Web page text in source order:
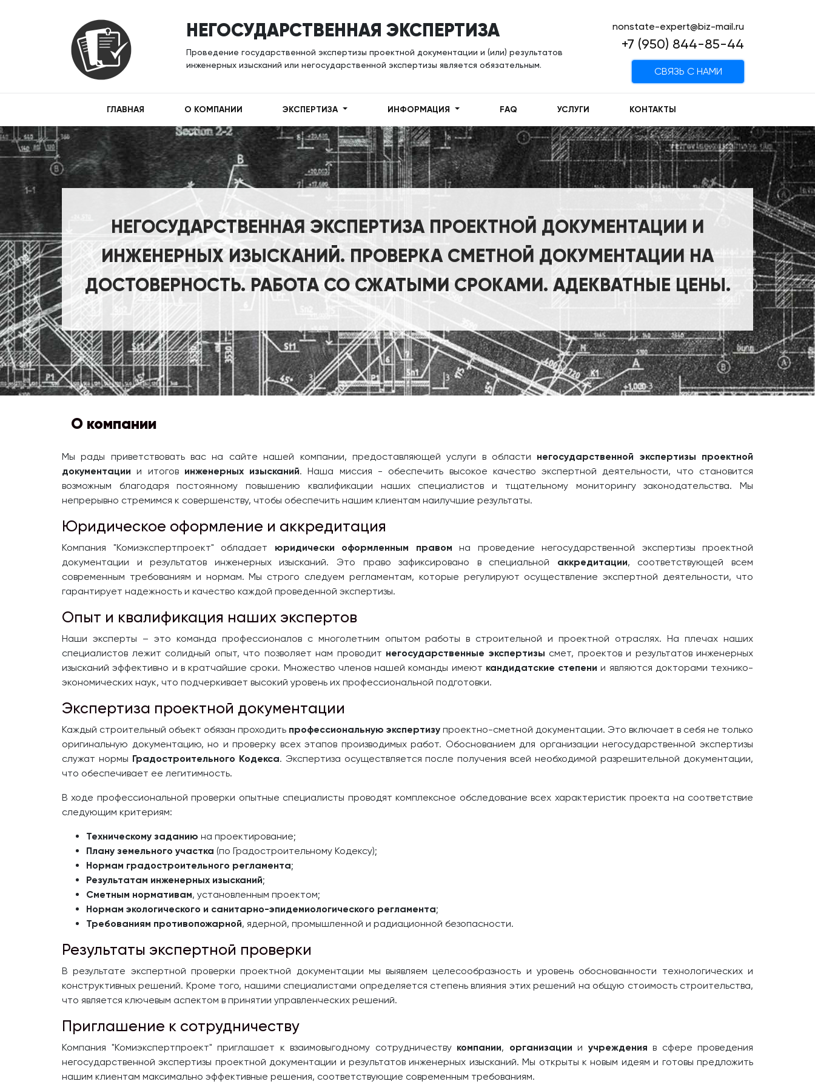
НЕГОСУДАРСТВЕННАЯ ЭКСПЕРТИЗА
Проведение государственной экспертизы проектной документации и (или) результатов
инженерных изысканий или негосударственной экспертизы является обязательным.
nonstate-expert@biz-mail.ru
+7 (950) 844-85-44
CВЯЗЬ С НАМИ
ГЛАВНАЯ О КОМПАНИИ ЭКСПЕРТИЗА ИНФОРМАЦИЯ FAQ УСЛУГИ КОНТАКТЫ
НЕГОСУДАРСТВЕННАЯ ЭКСПЕРТИЗА ПРОЕКТНОЙ ДОКУМЕНТАЦИИ И
ИНЖЕНЕРНЫХ ИЗЫСКАНИЙ. ПРОВЕРКА СМЕТНОЙ ДОКУМЕНТАЦИИ НА
ДОСТОВЕРНОСТЬ. РАБОТА СО СЖАТЫМИ СРОКАМИ. АДЕКВАТНЫЕ ЦЕНЫ.
О компании
Мы рады приветствовать вас на сайте нашей компании, предоставляющей услуги в области негосударственной экспертизы проектной
документации и итогов инженерных изысканий. Наша миссия - обеспечить высокое качество экспертной деятельности, что становится
возможным благодаря постоянному повышению квалификации наших специалистов и тщательному мониторингу законодательства. Мы
непрерывно стремимся к совершенству, чтобы обеспечить нашим клиентам наилучшие результаты.
Юридическое оформление и аккредитация
Компания "Комиэкспертпроект" обладает юридически оформленным правом на проведение негосударственной экспертизы проектной
документации и результатов инженерных изысканий. Это право зафиксировано в специальной аккредитации, соответствующей всем
современным требованиям и нормам. Мы строго следуем регламентам, которые регулируют осуществление экспертной деятельности, что
гарантирует надежность и качество каждой проведенной экспертизы.
Опыт и квалификация наших экспертов
Наши эксперты – это команда профессионалов с многолетним опытом работы в строительной и проектной отраслях. На плечах наших
специалистов лежит солидный опыт, что позволяет нам проводит негосударственные экспертизы смет, проектов и результатов инженерных
изысканий эффективно и в кратчайшие сроки. Множество членов нашей команды имеют кандидатские степени и являются докторами технико-
экономических наук, что подчеркивает высокий уровень их профессиональной подготовки.
Экспертиза проектной документации
Каждый строительный объект обязан проходить профессиональную экспертизу проектно-сметной документации. Это включает в себя не только
оригинальную документацию, но и проверку всех этапов производимых работ. Обоснованием для организации негосударственной экспертизы
служат нормы Градостроительного Кодекса. Экспертиза осуществляется после получения всей необходимой разрешительной документации,
что обеспечивает ее легитимность.
В ходе профессиональной проверки опытные специалисты проводят комплексное обследование всех характеристик проекта на соответствие
следующим критериям:
Техническому заданию на проектирование;
Плану земельного участка (по Градостроительному Кодексу);
Нормам градостроительного регламента;
Результатам инженерных изысканий;
Сметным нормативам, установленным проектом;
Нормам экологического и санитарно-эпидемиологического регламента;
Требованиям противопожарной, ядерной, промышленной и радиационной безопасности.
Результаты экспертной проверки
В результате экспертной проверки проектной документации мы выявляем целесообразность и уровень обоснованности технологических и
конструктивных решений. Кроме того, нашими специалистами определяется степень влияния этих решений на общую стоимость строительства,
что является ключевым аспектом в принятии управленческих решений.
Приглашение к сотрудничеству
Компания "Комиэкспертпроект" приглашает к взаимовыгодному сотрудничеству компании, организации и учреждения в сфере проведения
негосударственной экспертизы проектной документации и результатов инженерных изысканий. Мы открыты к новым идеям и готовы предложить
нашим клиентам максимально эффективные решения, соответствующие современным требованиям.